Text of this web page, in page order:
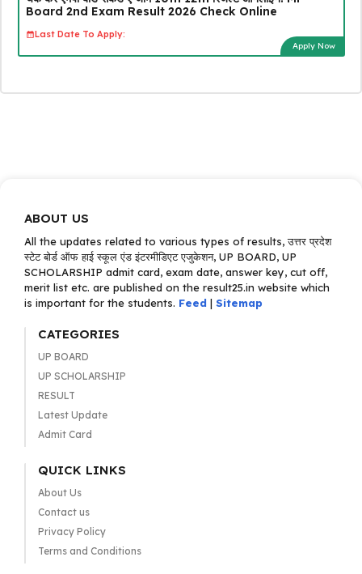
Board 2nd Exam Result 2026 Check Online
Last Date To Apply:
Apply Now
ABOUT US
All the updates related to various types of results, उत्तर प्रदेश
स्टेट बोर्ड ऑफ हाई स्कूल एंड इंटरमीडिएट एजुकेशन, UP BOARD, UP
SCHOLARSHIP admit card, exam date, answer key, cut off,
merit list etc. are published on the result25.in website which
is important for the students. Feed | Sitemap
CATEGORIES
UP BOARD
UP SCHOLARSHIP
RESULT
Latest Update
Admit Card
QUICK LINKS
About Us
Contact us
Privacy Policy
Terms and Conditions